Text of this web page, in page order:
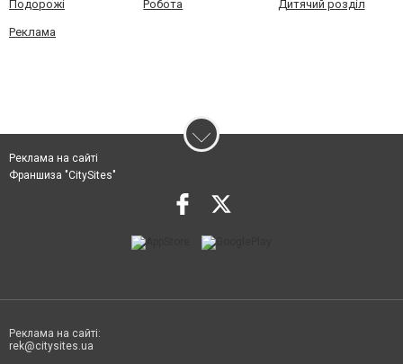
Подорожі Робота Дитячий розділ
Реклама
Реклама на сайті
Франшиза "CitySites"
Реклама на сайті:
rek@citysites.ua